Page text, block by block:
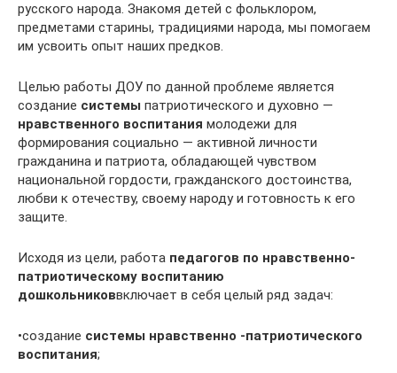
русского народа. Знакомя детей с фольклором,
предметами старины, традициями народа, мы помогаем
им усвоить опыт наших предков.
Целью работы ДОУ по данной проблеме является
создание системы патриотического и духовно —
нравственного воспитания молодежи для
формирования социально — активной личности
гражданина и патриота, обладающей чувством
национальной гордости, гражданского достоинства,
любви к отечеству, своему народу и готовность к его
защите.
Исходя из цели, работа педагогов по нравственно-
патриотическому воспитанию
дошкольниковвключает в себя целый ряд задач:
•создание системы нравственно -патриотического
воспитания;